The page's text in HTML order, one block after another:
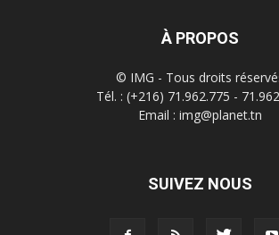
À PROPOS
© IMG - Tous droits
Tél. : (+216) 71.962.775 -
Email : img@planet.tn
SUIVEZ NOUS